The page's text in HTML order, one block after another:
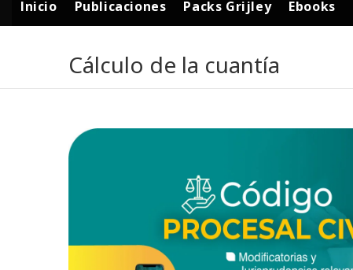
Inicio Publicaciones Packs Grijley Ebooks
Cálculo de la cuantía